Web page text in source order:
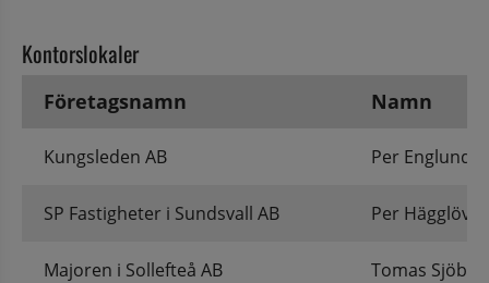
Kontorslokaler
Kontorslokaler
Företagsnamn Namn
Kungsleden AB Per Englund
SP Fastigheter i Sundsvall AB Per Hägglöv
Majoren i Sollefteå AB Tomas